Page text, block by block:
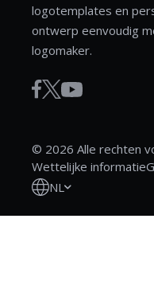
logotemplates en
ontwerp eenvoudig
logomaker.
© 2026 Alle rechten
Wettelijke informatie
NL